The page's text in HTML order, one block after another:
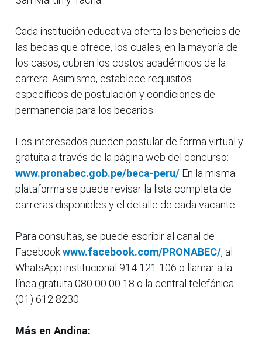
Cada institución educativa oferta los beneficios de
las becas que ofrece, los cuales, en la mayoría de
los casos, cubren los costos académicos de la
carrera. Asimismo, establece requisitos
específicos de postulación y condiciones de
permanencia para los becarios.
Los interesados pueden postular de forma virtual y
gratuita a través de la página web del concurso:
www.pronabec.gob.pe/beca-peru/ En la misma
plataforma se puede revisar la lista completa de
carreras disponibles y el detalle de cada vacante.
Para consultas, se puede escribir al canal de
Facebookwww.facebook.com/PRONABEC/, al
WhatsApp institucional 914 121 106 o llamar a la
línea gratuita 080 00 00 18 o la central telefónica
(01) 612 8230.
Más en Andina: